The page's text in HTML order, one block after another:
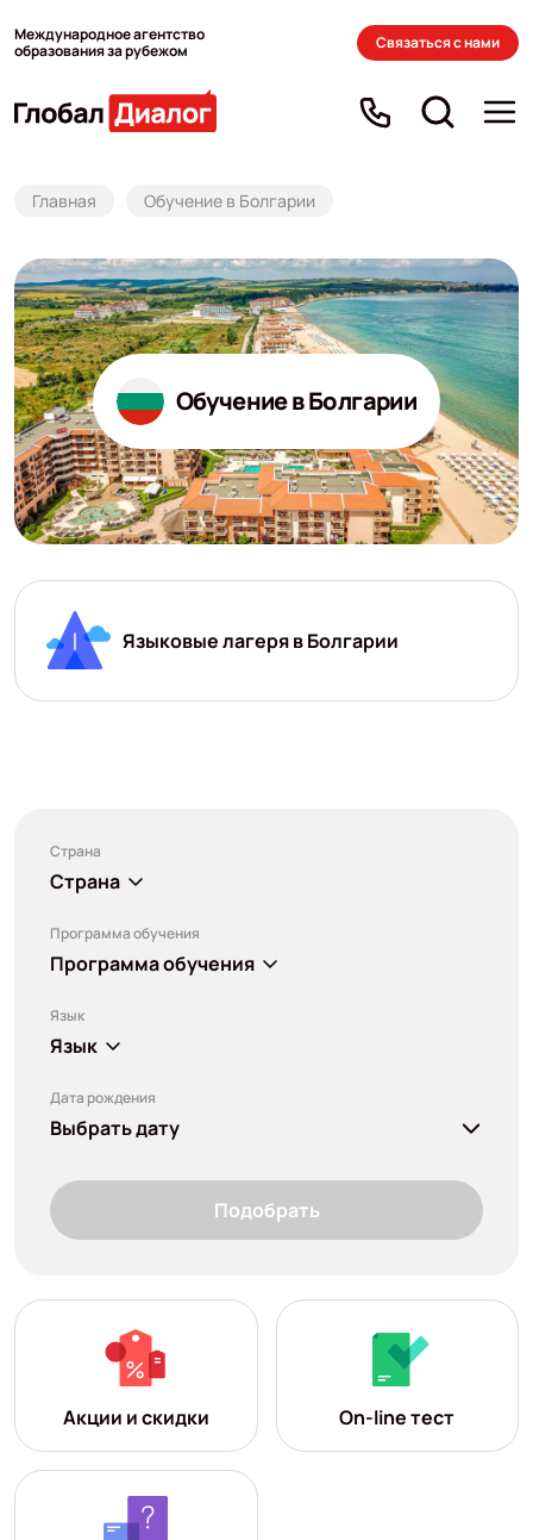
Международное агентство
образования за рубежом
Связаться с нами
Главная Обучение в Болгарии
Обучение в Болгарии
Языковые лагеря в Болгарии
Страна
Страна
Программа обучения
Программа обучения
Язык
Язык
Дата рождения
Выбрать дату
Подобрать
Акции и скидки On-line тест